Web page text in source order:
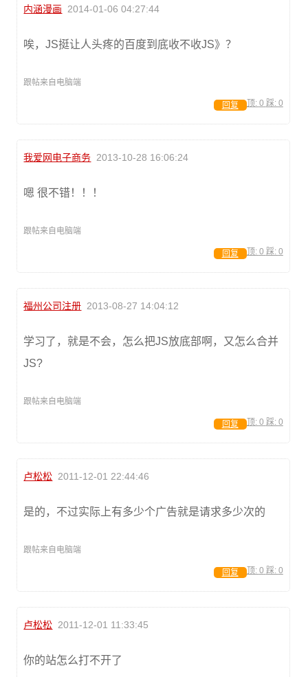
内涵漫画 2014-01-06 04:27:44
唉，JS挺让人头疼的百度到底收不收JS》？
跟帖来自电脑端
顶: 0 踩: 0
回复
我爱网电子商务 2013-10-28 16:06:24
嗯 很不错！！！
跟帖来自电脑端
顶: 0 踩: 0
回复
福州公司注册 2013-08-27 14:04:12
学习了，就是不会，怎么把JS放底部啊，又怎么合并
JS?
跟帖来自电脑端
顶: 0 踩: 0
回复
卢松松 2011-12-01 22:44:46
是的，不过实际上有多少个广告就是请求多少次的
跟帖来自电脑端
顶: 0 踩: 0
回复
卢松松 2011-12-01 11:33:45
你的站怎么打不开了